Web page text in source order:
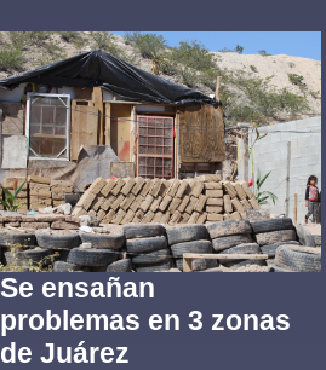
Se ensañan
problemas en 3 zonas
de Juárez